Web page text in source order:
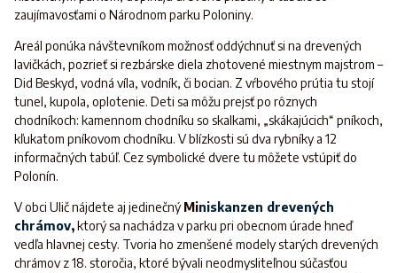
zaujímavosťami o Národnom parku Poloniny.
Areál ponúka návštevníkom možnosť oddýchnuť si na drevených
lavičkách, pozrieť si rezbárske diela zhotovené miestnym majstrom –
Did Beskyd, vodná víla, vodník, či bocian. Z vŕbového prútia tu stojí
tunel, kupola, oplotenie. Deti sa môžu prejsť po rôznych
chodníkoch: kamennom chodníku so skalkami, „skákajúcich“ pníkoch,
kľukatom pníkovom chodníku. V blízkosti sú dva rybníky a 12
informačných tabúľ. Cez symbolické dvere tu môžete vstúpiť do
Polonín.
V obci Ulič nájdete aj jedinečnýMiniskanzen drevených
chrámov,ktorý sa nachádza v parku pri obecnom úrade hneď
vedľa hlavnej cesty. Tvoria ho zmenšené modely starých drevených
chrámov z 18. storočia, ktoré bývali neodmysliteľnou súčasťou